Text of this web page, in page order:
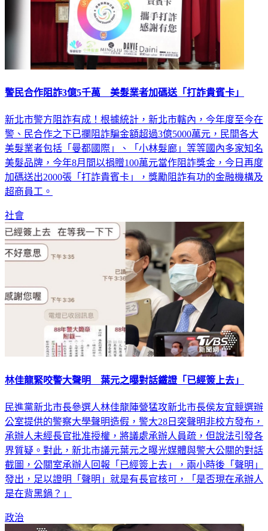
警民合作阻詐3億5千萬 美髮業者加碼送「打詐貴賓卡」
新北市警方阻詐有成！根據統計，新北市轄內，今年度至今在
警、民合作之下已攔阻詐騙金額超過3億5000萬元，民間各大
美髮業者包括「曼都國際」、「小林髮廊」等等國內多家知名
美髮品牌，今年8月間以捐贈100萬元當作阻詐獎金，今日再度
加碼送出2000張「打詐貴賓卡」，獎勵阻詐有功的金融機構及
超商員工。
社會
林佳龍緊咬警大聲明 葉元之曝對話鐵證「已經簽上去」
民進黨新北市長參選人林佳龍陣營猛攻新北市長侯友宜競選辦
公室提供的警察大學聲明造假，警大28日突聲明非校方發布，
承辦人未經長官批准授權，將議處承辦人員疏，但說法引發各
界質疑。對此，新北市議元葉元之曝光媒體與警大公關的對話
截圖，公關室承辦人回報「已經簽上去」，兩小時後「聲明」
發出，足以證明「聲明」就是有長官核可，「是否現在承辦人
是在背黑鍋？」
政治